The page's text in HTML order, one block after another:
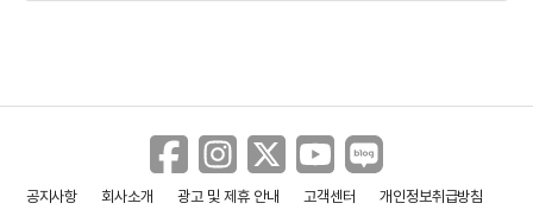
공지사항 회사소개 광고 및 제휴 안내 고객센터
개인정보취급방침